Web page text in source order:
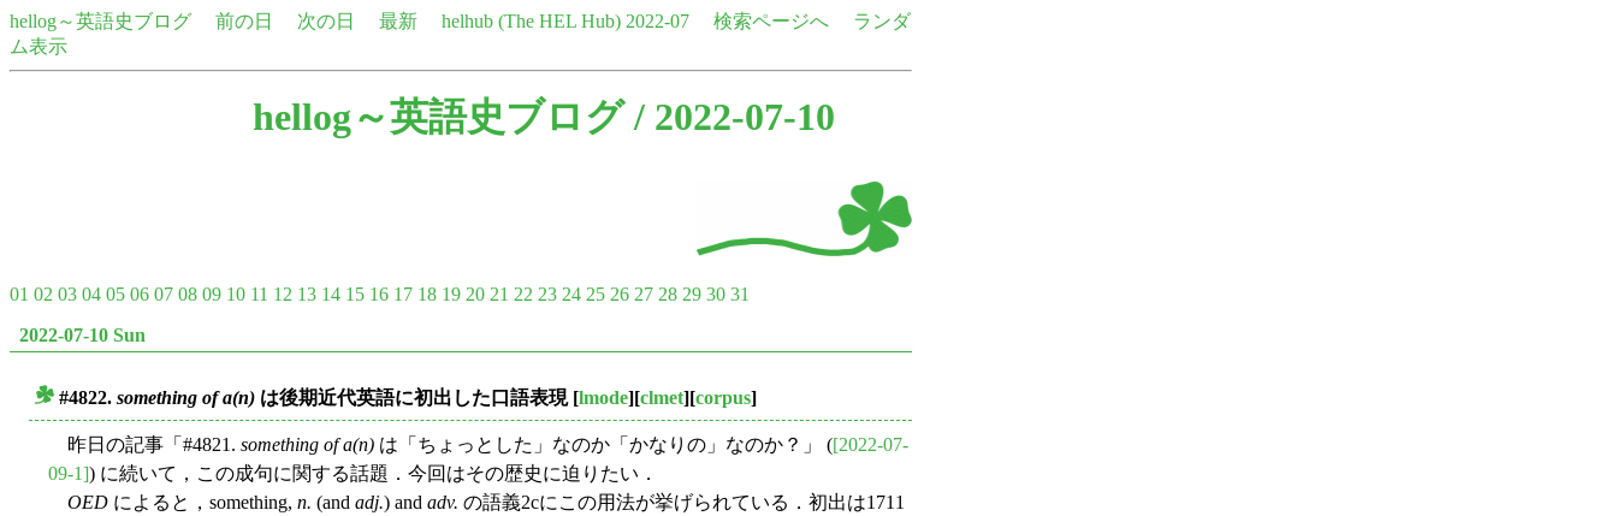
hellog～英語史ブログ 前の日 次の日 最新 helhub (The HEL Hub) 2022-07 検索ページへ
ランダ
ム表示
hellog～英語史ブログ/ 2022-07-10
01 02 03 04 05 06 07 08 09 10 11 12 13 14 15 16 17 18 19 20 21 22 23 24 25 26 27 28 29 30 31
2022-07-10 Sun
#4822. something of a(n) は後期近代英語に初出した口語表現[lmode][clmet][corpus]
昨日の記事「#4821. something of a(n) は「ちょっとした」なのか「かなりの」なのか？」 ([2022-07-
09-1]) に続いて，この成句に関する話題．今回はその歴史に迫りたい．
OED によると，something, n. (and adj.) and adv. の語義2cにこの用法が挙げられている．初出は1711